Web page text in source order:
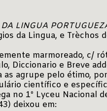
LINGUA
da Lingua, e Trèchos
marmoreado, c/
Diccionario e Breve
agrupe pelo étimo,
científico e
no 1º Lyceu Nacional
deixou em: